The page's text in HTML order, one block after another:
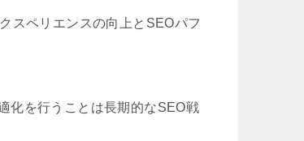
スペリエンスの向上とSEOパフ
化を行うことは長期的なSEO戦